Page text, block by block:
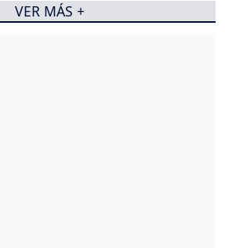
VER MÁS +